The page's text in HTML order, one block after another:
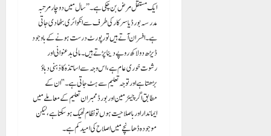
ایک مستقل مرض بن چکی ہے۔ “سال میں دو چار مرتبہ
مدرسہ بورڈ یا سرکار کی طرف سے انکوائری بٹھا دی جاتی
ہے۔ افسران آتے ہیں تو رپورٹ درست ہونے کے باوجود
ڈیڑھ دو لاکھ روپے دینا پڑتے ہیں۔ مالی بدعنوانی اور
رشوت خوری عام ہے، اس وجہ سے اساتذہ کا ذہنی دباؤ
بڑھتا ہے اور توجہ تعلیم سے ہٹ جاتی ہے۔” ان کے
مطابق اگر چیئرمین اور بورڈ ممبران تعلیم کے معاملے میں
ایماندار اور باصلاحیت ہوں تو نظام ٹھیک ہو سکتا ہے، لیکن
موجودہ ڈھانچے میں اصلاح کی امید کم ہے۔